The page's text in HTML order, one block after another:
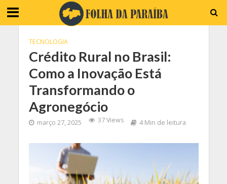
TECNOLOGIA
Crédito Rural no Brasil:
Como a Inovação Está
Transformando o
Agronegócio
março 27, 2025 37 Views 4 Min de leitura